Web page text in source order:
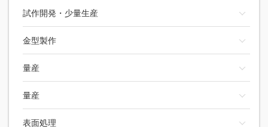
試作開発・少量生産
金型製作
量産
量産
表面処理